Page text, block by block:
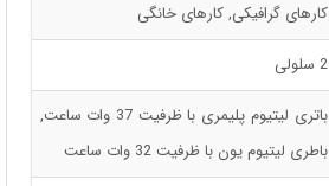
کارهای گرافیکی, کارهای خانگی
2 سلولی
باتری لیتیوم پلیمری با ظرفیت 37 وات ساعت,
باطری لیتیوم یون با ظرفیت 32 وات ساعت